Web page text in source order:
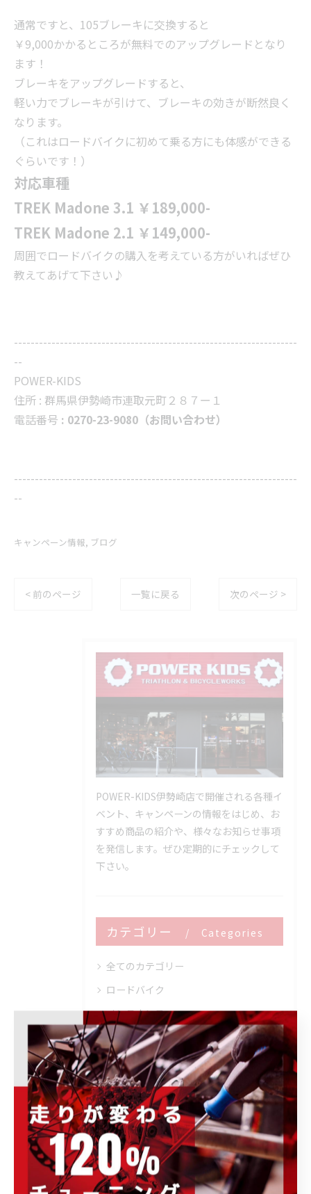
通常ですと、105ブレーキに交換すると
￥9,000かかるところが無料でのアップグレードとなり
ます！
ブレーキをアップグレードすると、
軽い力でブレーキが引けて、ブレーキの効きが断然良く
なります。
（これはロードバイクに初めて乗る方にも体感ができる
ぐらいです！）
対応車種
TREK Madone 3.1 ￥189,000-
TREK Madone 2.1 ￥149,000-
周囲でロードバイクの購入を考えている方がいればぜひ
教えてあげて下さい♪
--------------------------------------------------------------------
--
POWER-KIDS
住所 : 群馬県伊勢崎市連取元町２８７ー１
電話番号 : 0270-23-9080（お問い合わせ）
--------------------------------------------------------------------
--
キャンペーン情報 ブログ
< 前のページ 一覧に戻る 次のページ >
POWER-KIDS伊勢崎店で開催される各種イ
ベント、キャンペーンの情報をはじめ、お
すすめ商品の紹介や、様々なお知らせ事項
を発信します。ぜひ定期的にチェックして
下さい。
カテゴリー Categories
全てのカテゴリー
ロードバイク
メンテナンス
フィッティング
オーバーホール
トレーニング
ブログ
その他のお知らせ
イベント情報
キャンペーン情報